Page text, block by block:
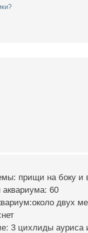
прищи на боку и
60
двух
3 цихлиды ауриса